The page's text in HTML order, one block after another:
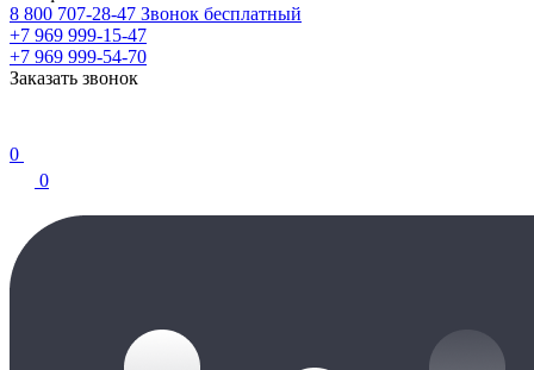
8 800 707-28-47 Звонок бесплатный
+7 969 999-15-47
+7 969 999-54-70
Заказать звонок
0
0